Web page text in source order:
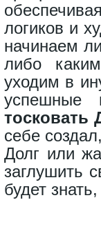
логиков и
начинаем
либо
уходим в
успешные
тосковать
себе
Долг или
заглушить
будет